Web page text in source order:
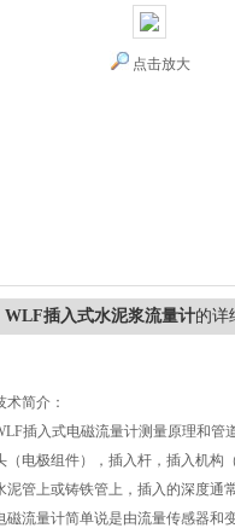
点击放大
WLF插入式水泥浆流量计的详
术简介：
插入式电磁流量计测量原理和管
（电极组件），插入杆，插入机构
泥管上或铸铁管上，插入的深度通
磁流量计简单说是由流量传感器和